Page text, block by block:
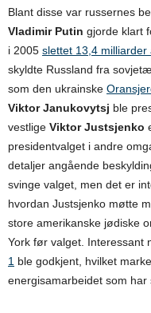
Blant disse var russernes
Vladimir Putin gjorde klart
i 2005 slettet 13,4 milliarder
skyldte Russland fra
som den ukrainske
Viktor Janukovytsj ble
vestlige Viktor Justsjenko
presidentvalget i andre
detaljer angående
svinge valget, men det er
hvordan Justsjenko møtte
store amerikanske jødiske
York før valget. Interessant
1 ble godkjent, hvilket
energisamarbeidet som